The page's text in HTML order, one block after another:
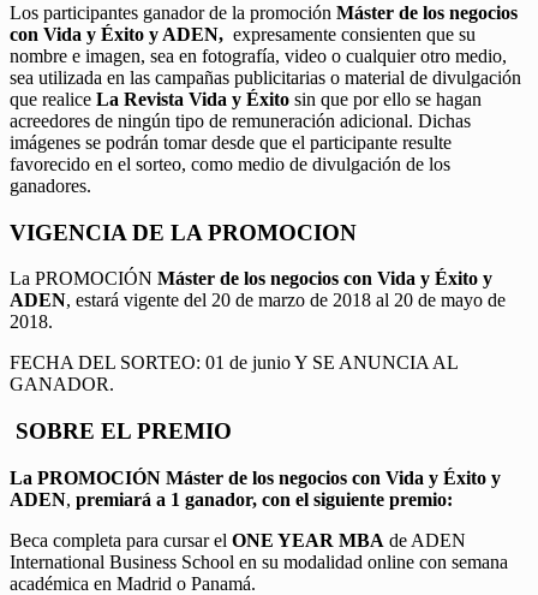
Los participantes ganador de la promoción Máster de los negocios
con Vida y Éxito y ADEN, expresamente consienten que su
nombre e imagen, sea en fotografía, video o cualquier otro medio,
sea utilizada en las campañas publicitarias o material de divulgación
que realice La Revista Vida y Éxito sin que por ello se hagan
acreedores de ningún tipo de remuneración adicional. Dichas
imágenes se podrán tomar desde que el participante resulte
favorecido en el sorteo, como medio de divulgación de los
ganadores.
VIGENCIA DE LA PROMOCION
La PROMOCIÓN Máster de los negocios con Vida y Éxito y
ADEN, estará vigente del 20 de marzo de 2018 al 20 de mayo de
2018.
FECHA DEL SORTEO: 01 de junio Y SE ANUNCIA AL
GANADOR.
SOBRE EL PREMIO
La PROMOCIÓN Máster de los negocios con Vida y Éxito y
ADEN, premiará a 1 ganador, con el siguiente premio:
Beca completa para cursar el ONE YEAR MBA de ADEN
International Business School en su modalidad online con semana
académica en Madrid o Panamá.